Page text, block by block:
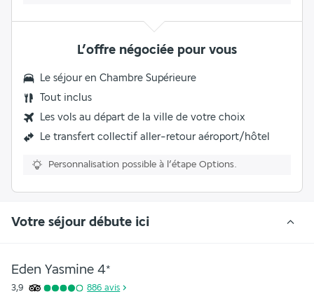
L’offre négociée pour vous
Le séjour en Chambre Supérieure
Tout inclus
Les vols au départ de la ville de votre choix
Le transfert collectif aller-retour aéroport/hôtel
Personnalisation possible à l’étape Options.
Votre séjour débute ici
Eden Yasmine 4*
3,9 886 avis